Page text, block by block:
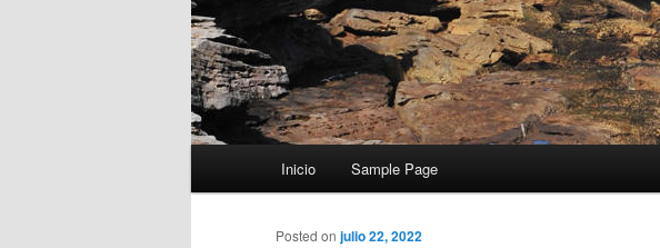
Inicio Sample Page
Posted on julio 22, 2022